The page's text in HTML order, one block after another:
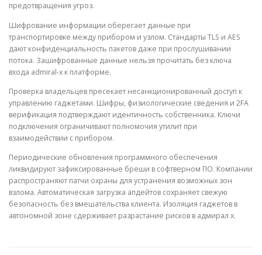
предотвращения угроз.
Шифрование информации оберегает данные при
транспортировке между прибором и узлом. Стандарты TLS и AES
дают конфиденциальность пакетов даже при прослушивании
потока. Зашифрованные данные нельзя прочитать без ключа
входа admiral-x к платформе.
Проверка владельцев пресекает несанкционированный доступ к
управлению гаджетами. Шифры, физиологические сведения и 2FA
верификация подтверждают идентичность собственника. Ключи
подключения ограничивают полномочия утилит при
взаимодействии с прибором.
Периодические обновления программного обеспечения
ликвидируют зафиксированные бреши в софтверном ПО. Компании
распространяют патчи охраны для устранения возможных зон
взлома. Автоматическая загрузка апдейтов сохраняет свежую
безопасность без вмешательства клиента. Изоляция гаджетов в
автономной зоне сдерживает разрастание рисков в адмирал х.